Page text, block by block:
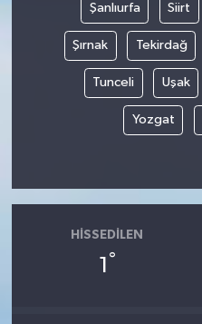
Şanlıurfa Siirt
Şırnak Tekirdağ
Tunceli Uşak
Yozgat
HISSEDILEN
1 °